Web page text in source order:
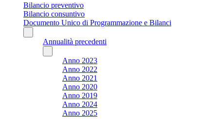
Bilancio preventivo
Bilancio consuntivo
Documento Unico di Programmazione e Bilanci
Annualità precedenti
Anno 2023
Anno 2022
Anno 2021
Anno 2020
Anno 2019
Anno 2024
Anno 2025